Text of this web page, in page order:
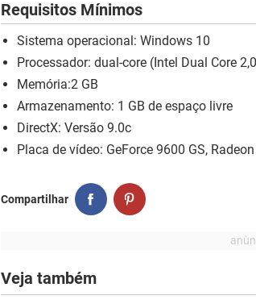
Requisitos Mínimos
Sistema operacional: Windows 10
Processador: dual-core (Intel Dual Core
Memória:2 GB
Armazenamento: 1 GB de espaço livre
DirectX: Versão 9.0c
Placa de vídeo: GeForce 9600 GS,
Compartilhar
Veja também